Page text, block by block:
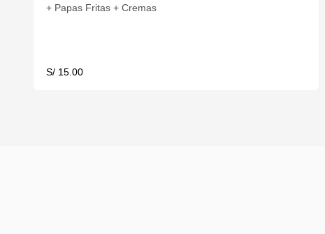
+ Papas Fritas + Cremas
S/ 15.00